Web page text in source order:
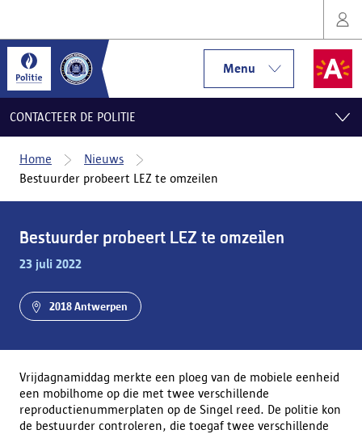
Menu
CONTACTEER DE POLITIE
Home
Nieuws
Bestuurder probeert LEZ te omzeilen
Bestuurder probeert LEZ te omzeilen
23 juli 2022
2018 Antwerpen
Vrijdagnamiddag merkte een ploeg van de mobiele eenheid
een mobilhome op die met twee verschillende
reproductienummerplaten op de Singel reed. De politie kon
de bestuurder controleren, die toegaf twee verschillende